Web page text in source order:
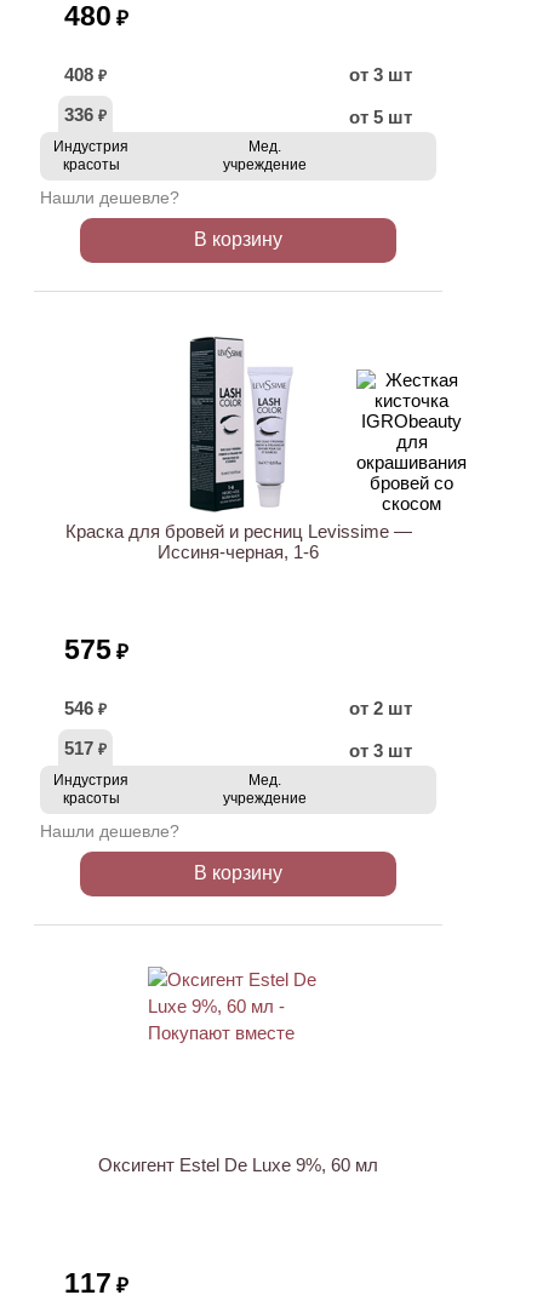
480 ₽
408 ₽
от 3 шт
336 ₽ от 5 шт
Индустрия
красоты
Мед.
учреждение
Нашли дешевле?
В корзину
Краска для бровей и ресниц Levissime —
Иссиня-черная, 1-6
575 ₽
546 ₽
от 2 шт
517 ₽ от 3 шт
Индустрия
красоты
Мед.
учреждение
Нашли дешевле?
В корзину
Оксигент Estel De Luxe 9%, 60 мл
117 ₽